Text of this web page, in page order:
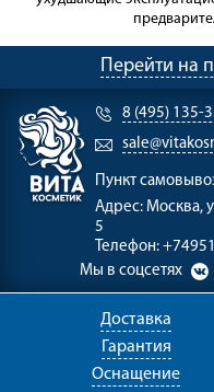
Перейти на
8 (495) 135-
Пункт
Адрес: Москва,
5
Телефон:
Мы в соцсетях
Доставка
Гарантия
Оснащение